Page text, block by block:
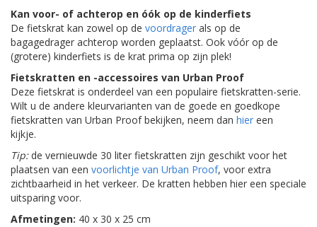
Kan voor- of achterop en óók op de kinderfiets
De fietskrat kan zowel op de voordrager als op de
bagagedrager achterop worden geplaatst. Ook vóór op de
(grotere) kinderfiets is de krat prima op zijn plek!
Fietskratten en -accessoires van Urban Proof
Deze fietskrat is onderdeel van een populaire fietskratten-serie.
Wilt u de andere kleurvarianten van de goede en goedkope
fietskratten van Urban Proof bekijken, neem dan hier een
kijkje.
Tip:de vernieuwde 30 liter fietskratten zijn geschikt voor het
plaatsen van een voorlichtje van Urban Proof, voor extra
zichtbaarheid in het verkeer. De kratten hebben hier een speciale
uitsparing voor.
Afmetingen: 40 x 30 x 25 cm